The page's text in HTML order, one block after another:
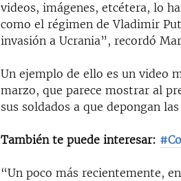
videos, imágenes, etcétera, lo
como el régimen de Vladimir
invasión a Ucrania”, recordó
Un ejemplo de ello es un video
marzo, que parece mostrar al
sus soldados a que depongan
También te puede interesar:
“Un poco más recientemente,